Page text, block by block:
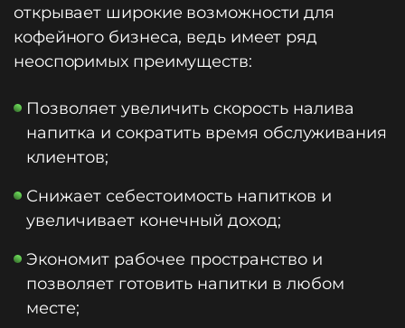
открывает широкие возможности для
кофейного бизнеса, ведь имеет ряд
неоспоримых преимуществ:
Позволяет увеличить скорость налива
напитка и сократить время обслуживания
клиентов;
Снижает себестоимость напитков и
увеличивает конечный доход;
Экономит рабочее пространство и
позволяет готовить напитки в любом
месте;